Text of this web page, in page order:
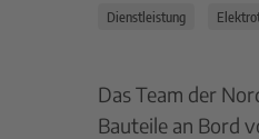
Dienstleistung
Das Team der
Bauteile an Bord